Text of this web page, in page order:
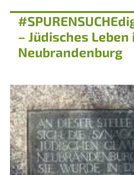
– Jüdisches Leben
Neubrandenburg